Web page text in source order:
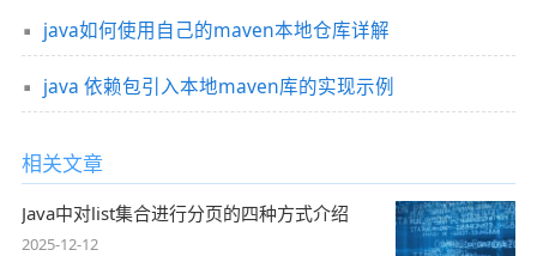
java如何使用自己的maven本地仓库详解
java 依赖包引入本地maven库的实现示例
相关文章
Java中对list集合进行分页的四种方式介绍
2025-12-12